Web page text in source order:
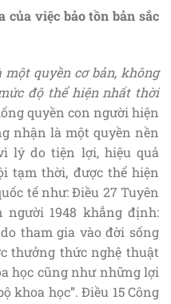
việc bảo tồn bản sắc
một quyền cơ bản, không
độ thể hiện nhất thời
quyền con người hiện
nhận là một quyền nền
lý do tiện lợi, hiệu quả
tạm thời, được thể hiện
tế như: Điều 27 Tuyên
người 1948 khẳng định:
tham gia vào đời sống
thưởng thức nghệ thuật
học cũng như những lợi
khoa học”. Điều 15 Công